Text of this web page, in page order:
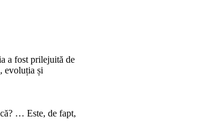
a fost prilejuită de
evoluția și
… Este, de fapt,